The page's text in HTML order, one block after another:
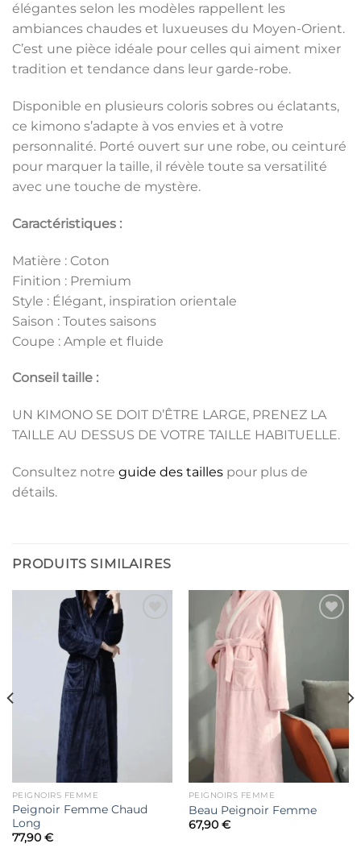
élégantes selon les modèles rappellent les
ambiances chaudes et luxueuses du Moyen-Orient.
C’est une pièce idéale pour celles qui aiment mixer
tradition et tendance dans leur garde-robe.
Disponible en plusieurs coloris sobres ou éclatants,
ce kimono s’adapte à vos envies et à votre
personnalité. Porté ouvert sur une robe, ou ceinturé
pour marquer la taille, il révèle toute sa versatilité
avec une touche de mystère.
Caractéristiques :
Matière : Coton
Finition : Premium
Style : Élégant, inspiration orientale
Saison : Toutes saisons
Coupe : Ample et fluide
Conseil taille :
UN KIMONO SE DOIT D’ÊTRE LARGE, PRENEZ LA
TAILLE AU DESSUS DE VOTRE TAILLE HABITUELLE.
Consultez notre guide des tailles pour plus de
détails.
PRODUITS SIMILAIRES
PEIGNOIRS FEMME
Peignoir Femme Chaud
Long
77,90 €
PEIGNOIRS FEMME
Beau Peignoir Femme
67,90 €